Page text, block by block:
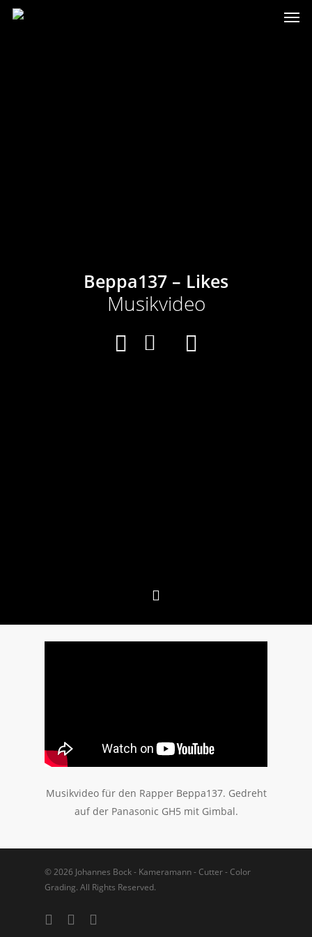
Beppa137 – Likes
Musikvideo
Musikvideo für den Rapper Beppa137. Gedreht
auf der Panasonic GH5 mit Gimbal.
© 2026 Johannes Bock - Kameramann - Cutter - Color
Grading. All Rights Reserved.